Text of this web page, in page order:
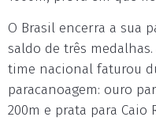
O Brasil encerra a sua
saldo de três
time nacional faturou
paracanoagem: ouro
200m e prata para Caio